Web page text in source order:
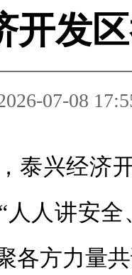
开发
07-08
泰兴经济
人人讲安
各方力量